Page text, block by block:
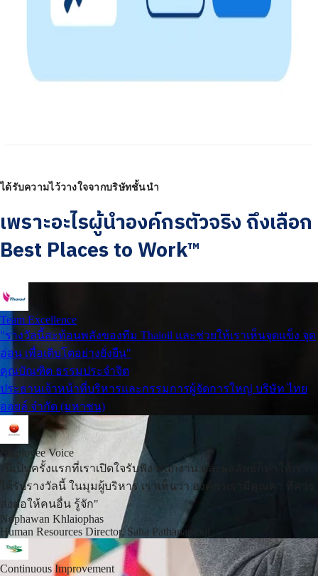
องค์กรที่ได้รับการรับรองมีแนวโน้มได้รับความสนใจจาก Talent
มากขึ้น เพิ่มทั้งคุณภาพและปริมาณผู้สมัคร
ขับเคลื่อนการเปลี่ยนแปลง
ได้รับความไว้วางใจจากบริษัทชั้นนำ
เพราะอะไรผู้นำองค์กรตัวจริง ถึงเลือก
Best Places to Work™
Team Excellence
"รางวัลนี้สะท้อนพลังของทีม Thaioil และช่วยให้เราเห็นจุดแข็ง จุด
อ่อน เพื่อเติบโตอย่างยั่งยืน"
คุณบัณฑิต ธรรมประจำจิต
ประธานเจ้าหน้าที่บริหารและกรรมการผู้จัดการใหญ่ บริษัท ไทย
ออยล์ จำกัด (มหาชน)
Employee Voice
"นี่เป็นครั้งแรกที่เราเปิดใจรับฟัง พนักงาน และผลลัพธ์ก็ทำให้เรา
ได้รับรางวัลนี้ ในมุมผู้บริหาร เราเห็นว่า องค์กรเรามีคุณค่า ที่ควร
ส่งต่อให้คนอื่น รู้จัก"
Nophawan Khlaiophas
Human Resources Director, Saha Pathanapibul
Continuous Improvement